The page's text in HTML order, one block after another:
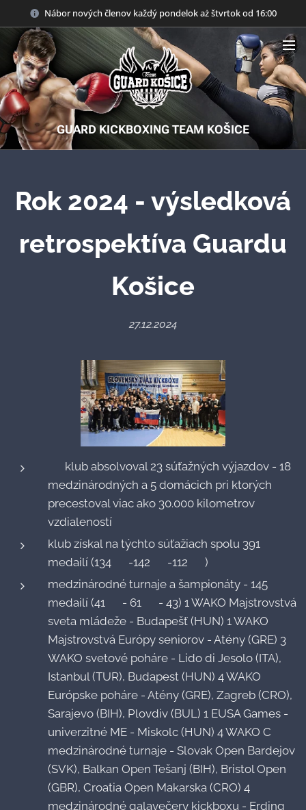
Nábor nových členov každý pondelok aż štvrtok od 16:00
GUARD KICKBOXING TEAM KOŠICE
Rok 2024 - výsledková
retrospektíva Guardu
Košice
27.12.2024
🥊 klub absolvoval 23 súťažných výjazdov - 18
medzinárodných a 5 domácich pri ktorých
precestoval viac ako 30.000 kilometrov
vzdialeností
klub získal na týchto súťažiach spolu 391
medailí (134🥇 -142🥈 -112🥉 )
medzinárodné turnaje a šampionáty - 145
medailí (41🥇 - 61🥈 - 43) 1 WAKO Majstrovstvá
sveta mládeže - Budapešť (HUN) 1 WAKO
Majstrovstvá Európy seniorov - Atény (GRE) 3
WAKO svetové poháre - Lido di Jesolo (ITA),
Istanbul (TUR), Budapest (HUN) 4 WAKO
Európske poháre - Atény (GRE), Zagreb (CRO),
Sarajevo (BIH), Plovdiv (BUL) 1 EUSA Games -
univerzitné ME - Miskolc (HUN) 4 WAKO C
medzinárodné turnaje - Slovak Open Bardejov
(SVK), Balkan Open Tešanj (BIH), Bristol Open
(GBR), Croatia Open Makarska (CRO) 4
medzinárodné galavečery kickboxu - Erding